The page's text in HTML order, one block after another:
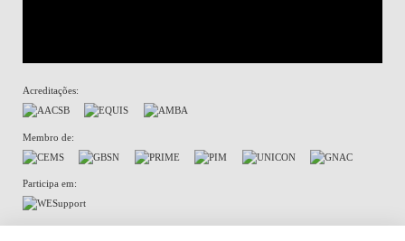
Acreditações:
Membro de:
Participa em: